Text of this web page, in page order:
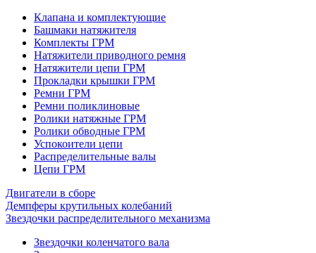
Клапана и комплектующие
Башмаки натяжителя
Комплекты ГРМ
Натяжители приводного ремня
Натяжители цепи ГРМ
Прокладки крышки ГРМ
Ремни ГРМ
Ремни поликлиновые
Ролики натяжные ГРМ
Ролики обводные ГРМ
Успокоители цепи
Распределительные валы
Цепи ГРМ
Двигатели в сборе
Демпферы крутильных колебаний
Звездочки распределительного механизма
Звездочки коленчатого вала